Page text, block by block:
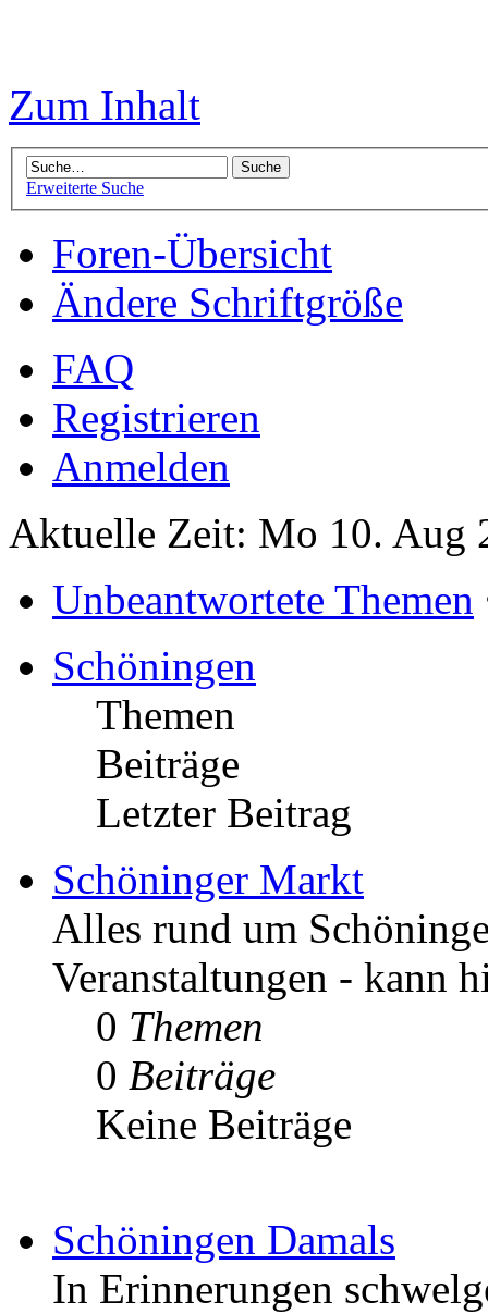
Zum Inhalt
Erweiterte Suche
Foren-Übersicht
Ändere Schriftgröße
FAQ
Registrieren
Anmelden
Aktuelle Zeit: Mo 10. Aug
Unbeantwortete Themen
Schöningen
Themen
Beiträge
Letzter Beitrag
Schöninger Markt
Alles rund um
Veranstaltungen - kann
0 Themen
0 Beiträge
Keine Beiträge
Schöningen Damals
In Erinnerungen